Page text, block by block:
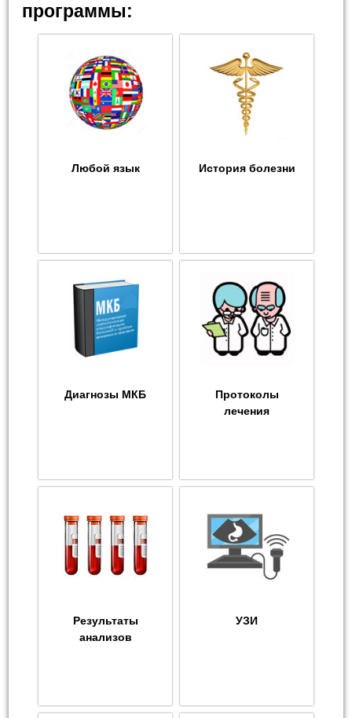
программы:
Любой язык История болезни
Диагнозы МКБ
Протоколы
лечения
Результаты
анализов
УЗИ